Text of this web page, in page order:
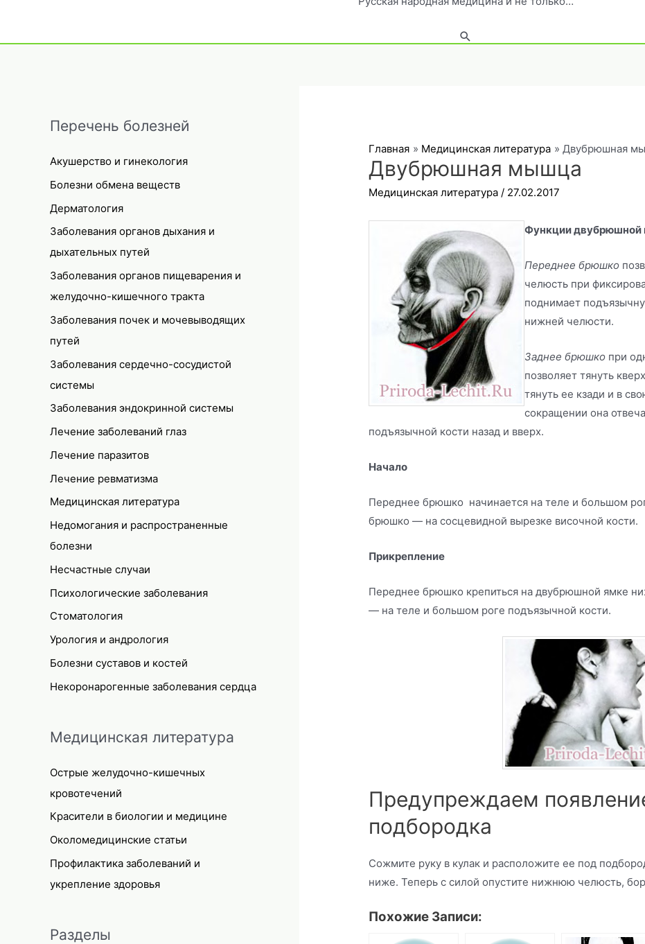
Поиск
Перечень болезней
Акушерство и гинекология
Болезни обмена веществ
Дерматология
Заболевания органов дыхания и
дыхательных путей
Заболевания органов пищеварения и
желудочно-кишечного тракта
Заболевания почек и мочевыводящих
путей
Заболевания сердечно-сосудистой
системы
Заболевания эндокринной системы
Лечение заболеваний глаз
Лечение паразитов
Лечение ревматизма
Медицинская литература
Недомогания и распространенные
болезни
Несчастные случаи
Психологические заболевания
Стоматология
Урология и андрология
Болезни суставов и костей
Некоронарогенные заболевания сердца
Медицинская литература
Острые желудочно-кишечных
кровотечений
Красители в биологии и медицине
Околомедицинские статьи
Профилактика заболеваний и
укрепление здоровья
Разделы
Главная Медицинская литература Двубрюшная
Двубрюшная мышца
Медицинская литература / 27.02.2017
Функции
Переднее брюшко
челюсть при
поднимает
нижней челюсти.
Заднее брюшко при
позволяет тянуть
тянуть ее кзади и в
сокращении она
подъязычной кости назад и вверх.
Начало
Переднее брюшко начинается на теле и большом
брюшко — на сосцевидной вырезке височной кости.
Прикрепление
Переднее брюшко крепиться на двубрюшной ямке
— на теле и боль­шом роге подъязычной кости.
Предупреждаем
подбородка
Сожмите руку в кулак и расположите ее под
ниже. Теперь с силой опустите нижнюю челюсть,
Похожие Записи: